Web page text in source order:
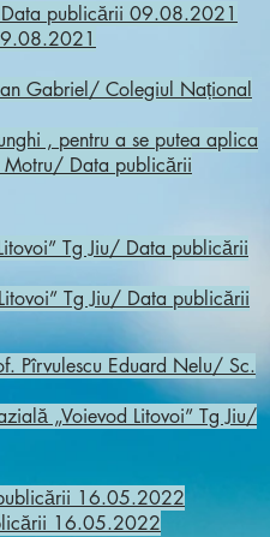
publicării 09.08.2021
Gabriel/ Colegiul Național
, pentru a se putea aplica
Data publicării
Tg Jiu/ Data publicării
Tg Jiu/ Data publicării
Pîrvulescu Eduard Nelu/ Sc.
„Voievod Litovoi” Tg Jiu/
16.05.2022
16.05.2022